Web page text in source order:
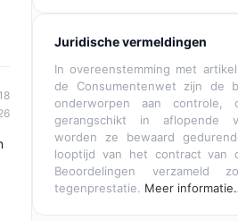
Juridische vermeldingen
In overeenstemming met artikel
de Consumentenwet zijn de
onderworpen aan controle,
gerangschikt in aflopende
worden ze bewaard
looptijd van het contract van
Beoordelingen verzameld
tegenprestatie. Meer